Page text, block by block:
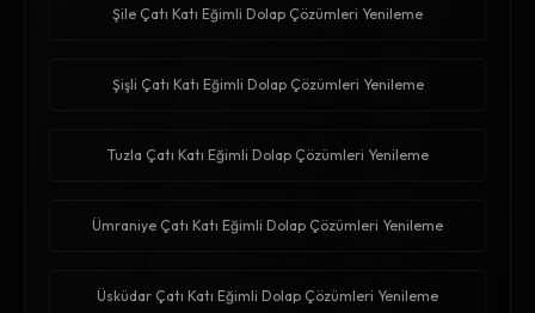
Şile Çatı Katı Eğimli Dolap Çözümleri Yenileme
Şişli Çatı Katı Eğimli Dolap Çözümleri Yenileme
Tuzla Çatı Katı Eğimli Dolap Çözümleri Yenileme
Ümraniye Çatı Katı Eğimli Dolap Çözümleri Yenileme
Üsküdar Çatı Katı Eğimli Dolap Çözümleri Yenileme